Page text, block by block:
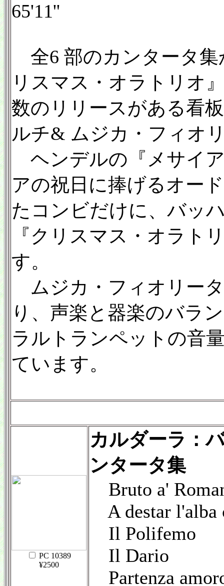
65'11''
全6 部のカンタータ集
リスマス・オラトリオ
数のリリースがある看
ルチ& ムジカ・フィオ
ヘンデルの『メサイア
アの祝日に捧げるオー
たコンビだけに、バッ
『クリスマス・オラト
す。
ムジカ・フィオリー
り、声楽と器楽のバラ
ラルトランペットの音
ています。
PC 10389
¥2500
カルダーラ：
ンタータ集
Bruto a'
A destar l'alba
Il Polifemo
Il Dario
Partenza